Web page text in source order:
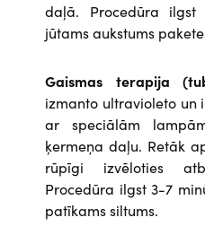
daļā. Procedūra
jūtams aukstums
Gaismas terapija
izmanto ultravioleto un
ar speciālām
ķermeņa daļu. Retāk
rūpīgi izvēloties
Procedūra ilgst 3-7
patīkams siltums.